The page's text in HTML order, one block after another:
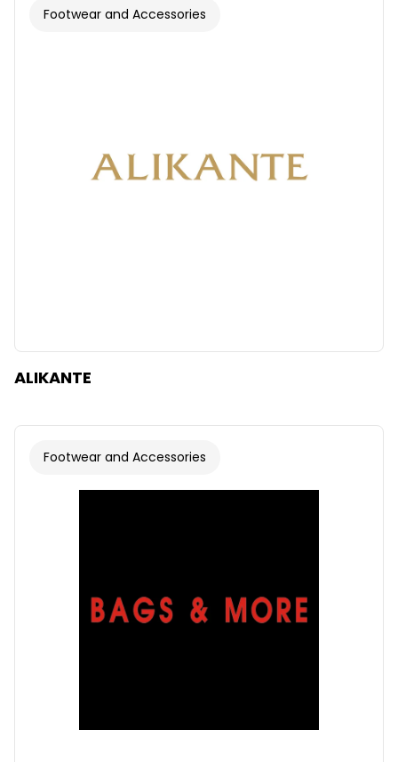
Footwear and Accessories
ALIKANTE
Footwear and Accessories